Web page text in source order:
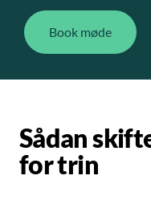
Book møde
Sådan
for trin